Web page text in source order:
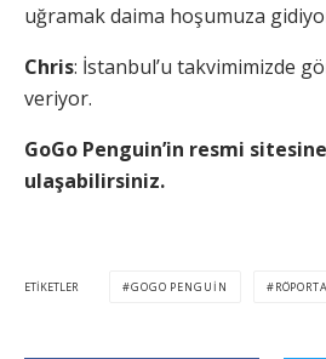
uğramak daima hoşumuza
Chris: İstanbul’u takvimimizde
veriyor.
GoGo Penguin’in resmi sitesine
ulaşabilirsiniz.
ETIKETLER GOGO PENGUIN